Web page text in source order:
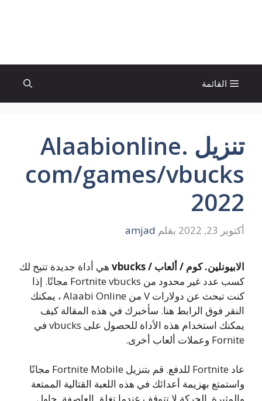
القائمة
تنزيل Alaabionline.
com/games/vbucks
2022
أكتوبر 23, 2022 بقلم amjad
الابيونلين. كوم / ألعاب / vbucks
هي أداة جديدة تتيح لك
كسب عدد غير محدود من Fortnite vbucks مجانًا. إذا
كنت تبحث عن دولارات V من Alaabi Online ، يمكنك
النقر فوق الرابط هنا. سأخبرك في هذه المقالة كيف
يمكنك استخدام هذه الأداة للحصول على vbucks في
Fornite وعملات ألعاب أخرى.
عاد Fortnite للدفع. قم بتنزيل Fortnite Mobile مجانًا
واستمتع بهزيمة أعدائك في هذه اللعبة القتالية الممتعة